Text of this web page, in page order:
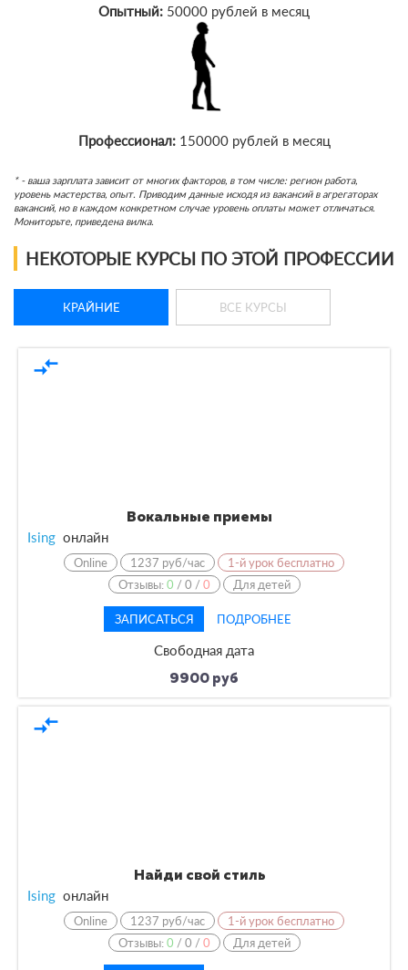
Опытный: 50000 рублей в месяц
Профессионал:150000 рублей в месяц
* - ваша зарплата зависит от многих факторов, в том числе: регион работа,
уровень мастерства, опыт. Приводим данные исходя из вакансий в агрегаторах
вакансий, но в каждом конкретном случае уровень оплаты может отличаться.
Мониторьте, приведена вилка.
НЕКОТОРЫЕ КУРСЫ ПО ЭТОЙ ПРОФЕССИИ
КРАЙНИЕ ВСЕ КУРСЫ
compare_arrows
Вокальные приемы
Ising онлайн
Online 1237 руб/час
1-й урок бесплатно
Отзывы:0 /0 /0 Для детей
ЗАПИСАТЬСЯ ПОДРОБНЕЕ
Свободная дата
9900 руб
compare_arrows
Найди свой стиль
Ising онлайн
Online 1237 руб/час
1-й урок бесплатно
Отзывы:0 /0 /0 Для детей